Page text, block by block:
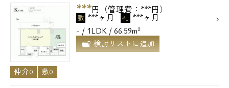
***円（管理費：***円）
敷 ***ヶ月 礼 ***ヶ月
- / 1LDK / 66.59m²
検討リストに追加
仲介0 敷0